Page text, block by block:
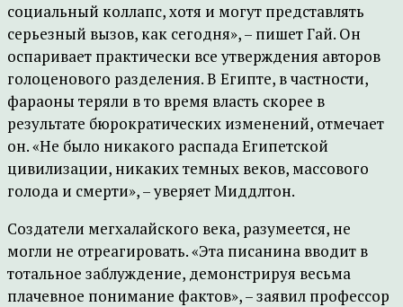
социальный коллапс, хотя и могут представлять
серьезный вызов, как сегодня», – пишет Гай. Он
оспаривает практически все утверждения авторов
голоценового разделения. В Египте, в частности,
фараоны теряли в то время власть скорее в
результате бюрократических изменений, отмечает
он. «Не было никакого распада Египетской
цивилизации, никаких темных веков, массового
голода и смерти», – уверяет Миддлтон.
Создатели мегхалайского века, разумеется, не
могли не отреагировать. «Эта писанина вводит в
тотальное заблуждение, демонстрируя весьма
плачевное понимание фактов», – заявил профессор